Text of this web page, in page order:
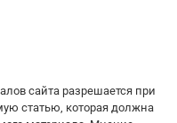
сайта разрешается при
статью, которая должна